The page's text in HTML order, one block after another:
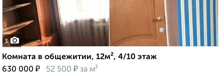
3
Комната в общежитии, 12м², 4/10 этаж
630 000 ₽ 52 500 ₽ за м²